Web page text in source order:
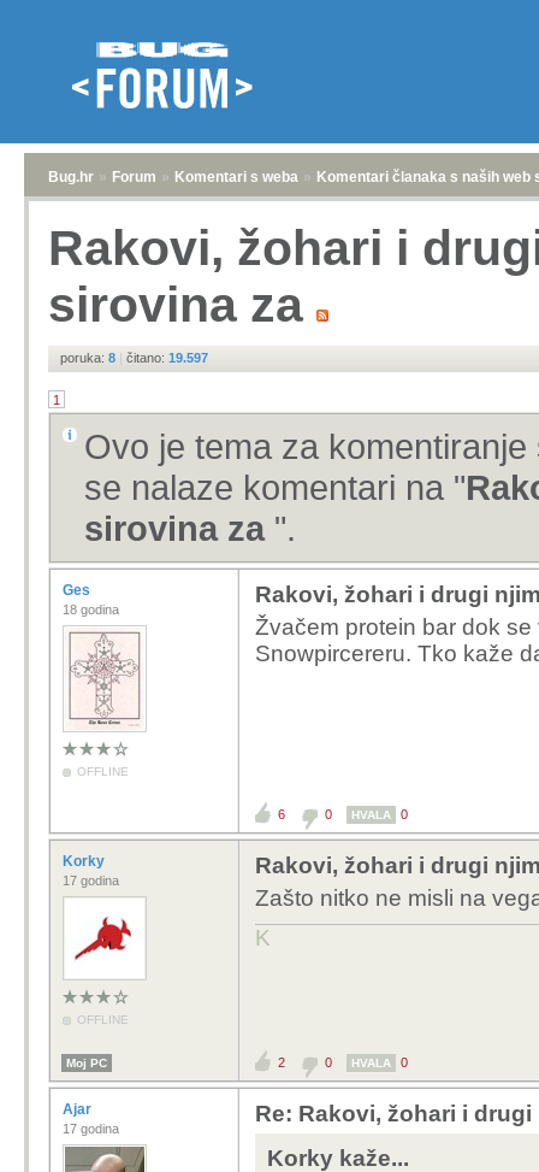
Bug.hr » Forum » Komentari s weba » Komentari članaka s naših web
Rakovi, žohari i
sirovina za
poruka: 8 | čitano: 19.597
1
Ovo je tema za
se nalaze komentari na "
sirovina za ".
Ges
18 godina
OFFLINE
Rakovi, žohari i drugi
Žvačem protein bar dok
Snowpircereru. Tko kaže
6 0 HVALA 0
Korky
17 godina
OFFLINE
Rakovi, žohari i drugi
Zašto nitko ne misli na
K
Moj PC 2 0 HVALA 0
Ajar
17 godina
Re: Rakovi, žohari i
Korky kaže...